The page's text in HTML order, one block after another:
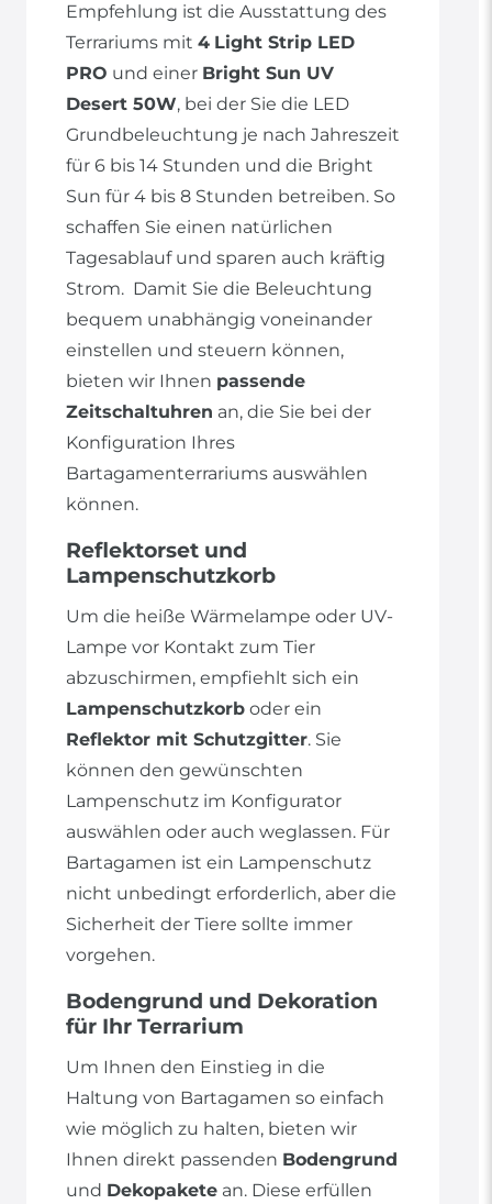
Empfehlung ist die Ausstattung des
Terrariums mit 4 Light Strip LED
PRO und einer Bright Sun UV
Desert 50W, bei der Sie die LED
Grundbeleuchtung je nach Jahreszeit
für 6 bis 14 Stunden und die Bright
Sun für 4 bis 8 Stunden betreiben. So
schaffen Sie einen natürlichen
Tagesablauf und sparen auch kräftig
Strom. Damit Sie die Beleuchtung
bequem unabhängig voneinander
einstellen und steuern können,
bieten wir Ihnen passende
Zeitschaltuhren an, die Sie bei der
Konfiguration Ihres
Bartagamenterrariums auswählen
können.
Reflektorset und
Lampenschutzkorb
Um die heiße Wärmelampe oder UV-
Lampe vor Kontakt zum Tier
abzuschirmen, empfiehlt sich ein
Lampenschutzkorb oder ein
Reflektor mit Schutzgitter. Sie
können den gewünschten
Lampenschutz im Konfigurator
auswählen oder auch weglassen. Für
Bartagamen ist ein Lampenschutz
nicht unbedingt erforderlich, aber die
Sicherheit der Tiere sollte immer
vorgehen.
Bodengrund und Dekoration
für Ihr Terrarium
Um Ihnen den Einstieg in die
Haltung von Bartagamen so einfach
wie möglich zu halten, bieten wir
Ihnen direkt passenden Bodengrund
und Dekopakete an. Diese erfüllen